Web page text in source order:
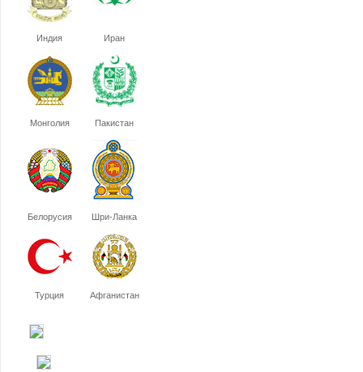
Индия Иран
Монголия Пакистан
Белорусия Шри-Ланка
Турция Афганистан